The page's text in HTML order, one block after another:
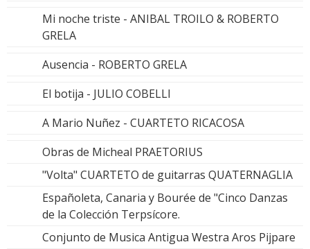
Mi noche triste - ANIBAL TROILO & ROBERTO
GRELA
Ausencia - ROBERTO GRELA
El botija - JULIO COBELLI
A Mario Nuñez - CUARTETO RICACOSA
Obras de Micheal PRAETORIUS
"Volta" CUARTETO de guitarras QUATERNAGLIA
Españoleta, Canaria y Bourée de "Cinco Danzas
de la Colección Terpsícore.
Conjunto de Musica Antigua Westra Aros Pijpare